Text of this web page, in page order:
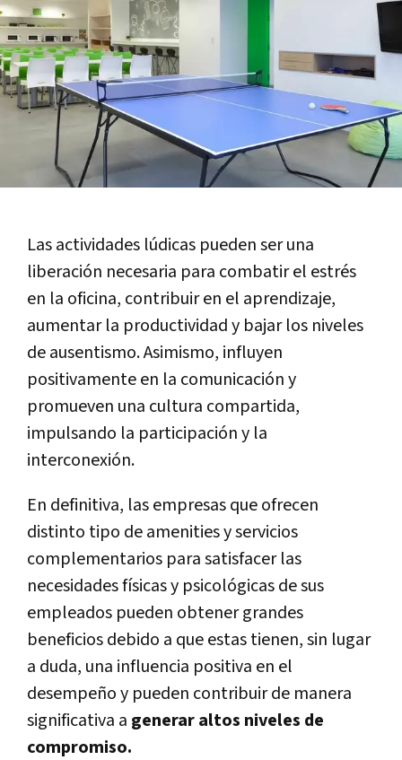
Las actividades lúdicas pueden ser una
liberación necesaria para combatir el estrés
en la oficina, contribuir en el aprendizaje,
aumentar la productividad y bajar los niveles
de ausentismo. Asimismo, influyen
positivamente en la comunicación y
promueven una cultura compartida,
impulsando la participación y la
interconexión.
En definitiva, las empresas que ofrecen
distinto tipo de amenities y servicios
complementarios para satisfacer las
necesidades físicas y psicológicas de sus
empleados pueden obtener grandes
beneficios debido a que estas tienen, sin lugar
a duda, una influencia positiva en el
desempeño y pueden contribuir de manera
significativa a generar altos niveles de
compromiso.